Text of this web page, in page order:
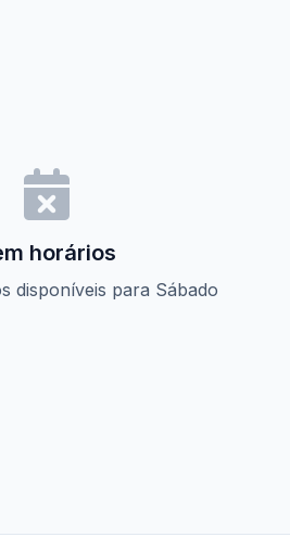
horários
disponíveis para Sábado